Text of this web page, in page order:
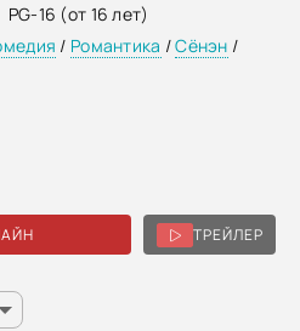
ТРЕЙЛЕР
PG-16 (от 16 лет)
/ Романтика /Сёнэн /